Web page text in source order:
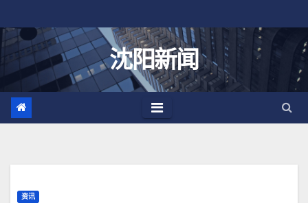
至
沈阳新闻
资讯